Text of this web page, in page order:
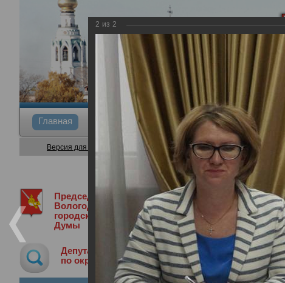
Главная Общие сведения Депутаты
Версия для слабовидящих
Председатель
Вологодской
городской
Думы
Депутат
по округу
Председатель Вологодской
городской Думы
Заседание Регионального
21.06.2017
2 из 2